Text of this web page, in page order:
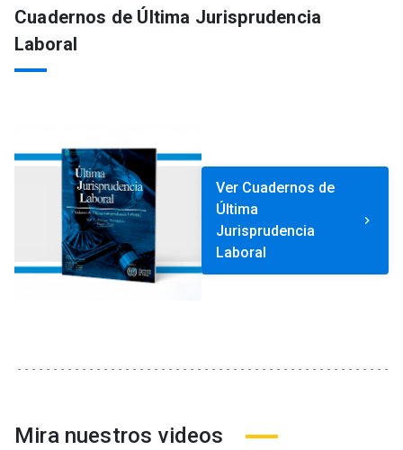
Cuadernos de Última Jurisprudencia
Laboral
Ver Cuadernos de
Última
Jurisprudencia
Laboral
keyboard_arrow_right
Mira nuestros videos